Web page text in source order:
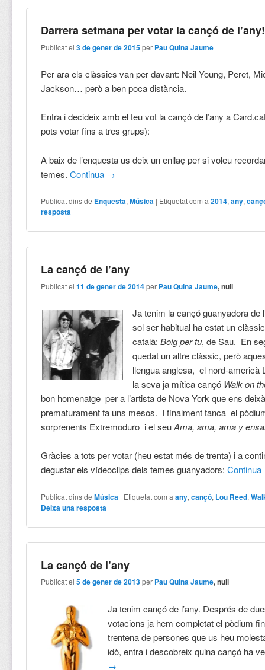
Darrera setmana per votar la cançó de
Publicat el3 de gener de 2015 per Pau Quina Jaume
Per ara els clàssics van per davant: Neil Young, Peret,
Jackson… però a ben poca distància.
Entra i decideix amb el teu vot la cançó de l’any a
pots votar fins a tres grups):
A baix de l’enquesta us deix un enllaç per si voleu
temes.Continua →
Publicat dins de Enquesta,Música | Etiquetat com a 2014,any,
resposta
La cançó de l’any
Publicat el11 de gener de 2014 per Pau Quina Jaume, null
Ja tenim la cançó guanyadora de
sol ser habitual ha estat un
català:Boig per tu, de Sau. En
quedat un altre clàssic, però
llengua anglesa, el nord-americà
la seva ja mítica cançó Walk on
bon homenatge per a l’artista de Nova York que ens
prematurament fa uns mesos. I finalment tanca el
sorprenents Extremoduro i el seuAma, ama, ama y
Gràcies a tots per votar (heu estat més de trenta) i a
degustar els vídeoclips dels temes guanyadors:Continua
Publicat dins de Música | Etiquetat com a any,cançó, Lou Reed,
Deixa una resposta
La cançó de l’any
Publicat el5 de gener de 2013 per Pau Quina Jaume, null
Ja tenim cançó de l’any. Després de
votacions ja hem completat el pòdium
trentena de persones que us heu
idò, entra i descobreix quina cançó ha
→